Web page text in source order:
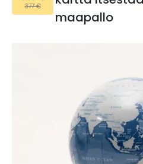
377 €
maapallo